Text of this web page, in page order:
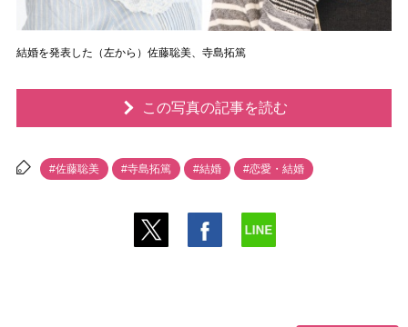
結婚を発表した（左から）佐藤聡美、寺島拓篤
この写真の記事を読む
#佐藤聡美 #寺島拓篤 #結婚 #恋愛・結婚